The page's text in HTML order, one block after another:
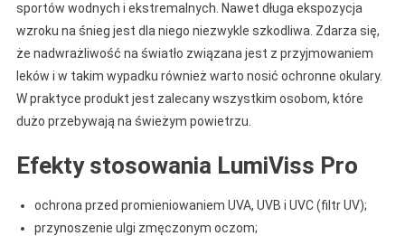
sportów wodnych i ekstremalnych. Nawet długa ekspozycja
wzroku na śnieg jest dla niego niezwykle szkodliwa. Zdarza się,
że nadwrażliwość na światło związana jest z przyjmowaniem
leków i w takim wypadku również warto nosić ochronne okulary.
W praktyce produkt jest zalecany wszystkim osobom, które
dużo przebywają na świeżym powietrzu.
Efekty stosowania LumiViss Pro
ochrona przed promieniowaniem UVA, UVB i UVC (filtr UV);
przynoszenie ulgi zmęczonym oczom;